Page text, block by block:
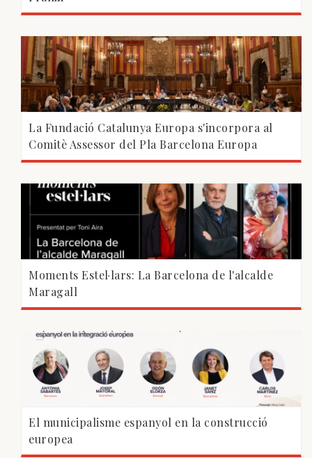
La Fundació Catalunya Europa s'incorpora al
Comitè Assessor del Pla Barcelona Europa
Moments Estel·lars: La Barcelona de l'alcalde
Maragall
El municipalisme espanyol en la construcció
europea